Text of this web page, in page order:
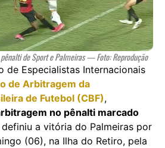
de Sport e Palmeiras — Foto: Reprodução
de Especialistas Internacionais
de Arbitragem da
de Futebol (CBF),
no pênalti marcado
definiu a vitória do Palmeiras por
(06), na Ilha do Retiro, pela